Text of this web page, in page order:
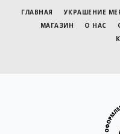
ГЛАВНАЯ УКРАШЕНИЕ
МАГАЗИН
О НАС